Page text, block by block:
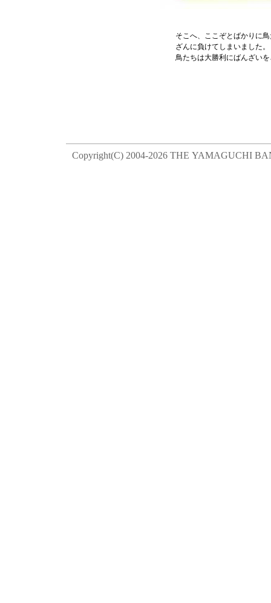
そこへ、ここぞとばかりに
ざんに負けてしまいました。
鳥たちは大勝利にばんざい
Copyright(C) 2004-2026 THE YAMAGUCHI